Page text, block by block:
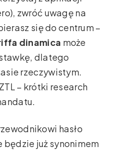
zwróć uwagę na
się do centrum –
dinamica może
dlatego
rzeczywistym.
– krótki research
hasło
będzie już synonimem